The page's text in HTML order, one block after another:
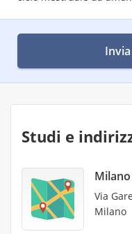
Studi e
Milano
Via
Milano